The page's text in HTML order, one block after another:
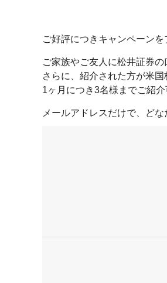
ご好評につきキャンペーンを
ご家族やご友人に松井証券
さらに、紹介された方が米
1ヶ月につき3名様までご紹
メールアドレスだけで、どな